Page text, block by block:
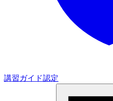
講習ガイド認定